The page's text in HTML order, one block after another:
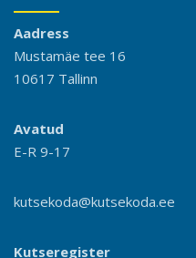
Aadress
Mustamäe tee 16
10617 Tallinn
Avatud
E-R 9-17
kutsekoda@kutsekoda.ee
Kutseregister